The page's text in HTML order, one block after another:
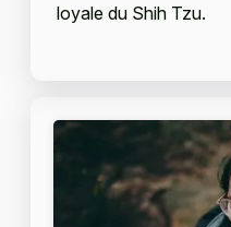
loyale du Shih Tzu.